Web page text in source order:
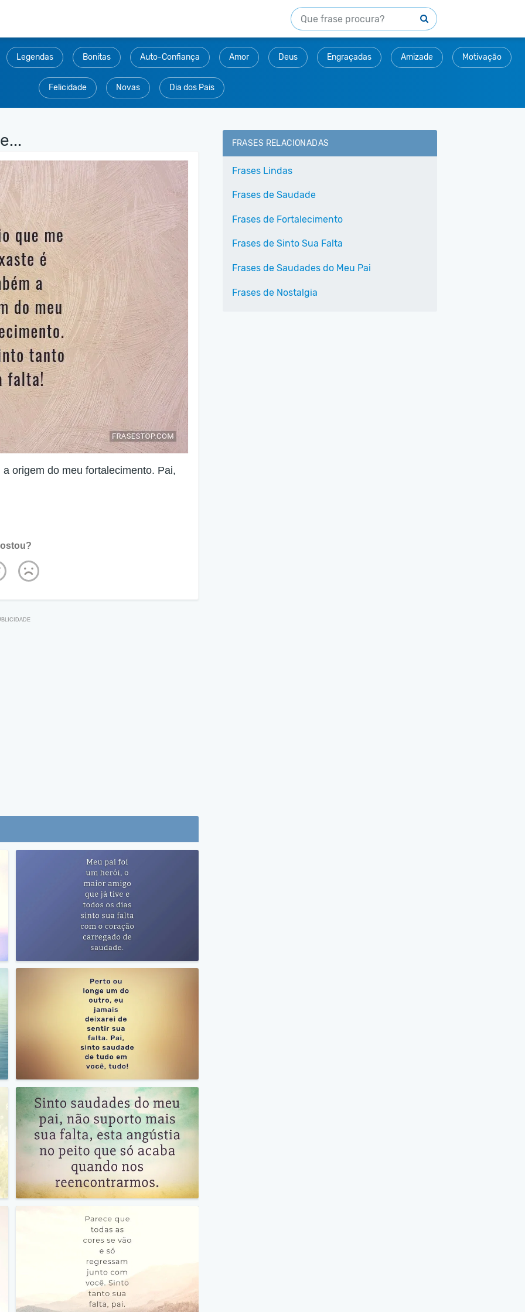
Legendas Bonitas Auto-Confiança Amor Deus Engraçadas Amizade Motivação
Felicidade Novas Dia dos Pais
origem do meu fortalecimento. Pai,
FRASES RELACIONADAS
Frases Lindas
Frases de Saudade
Frases de Fortalecimento
Frases de Sinto Sua Falta
Frases de Saudades do Meu Pai
Frases de Nostalgia